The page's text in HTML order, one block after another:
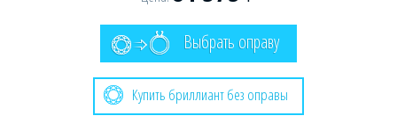
Выбрать оправу
Купить бриллиант без оправы